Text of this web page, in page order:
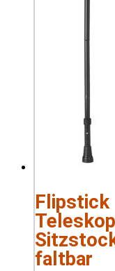
Flipstick
faltbar